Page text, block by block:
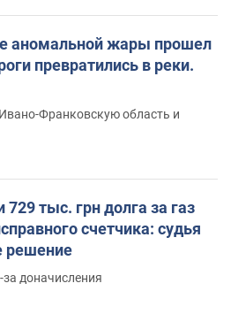
аномальной жары прошел
превратились в реки.
Франковскую область и
тыс. грн долга за газ
счетчика: судья
решение
доначисления